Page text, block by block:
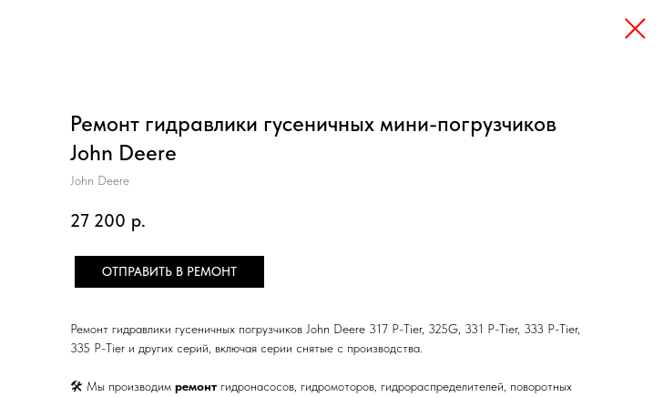
Ремонт гидравлики гусеничных мини-погрузчиков
John Deere
John Deere
27 200 р.
ОТПРАВИТЬ В РЕМОНТ
Ремонт гидравлики гусеничных погрузчиков John Deere 317 P-Tier, 325G, 331 P-Tier, 333 P-Tier,
335 P-Tier и других серий, включая серии снятые с производства.
🛠 Мы производим ремонт гидронасосов, гидромоторов, гидрораспределителей, поворотных